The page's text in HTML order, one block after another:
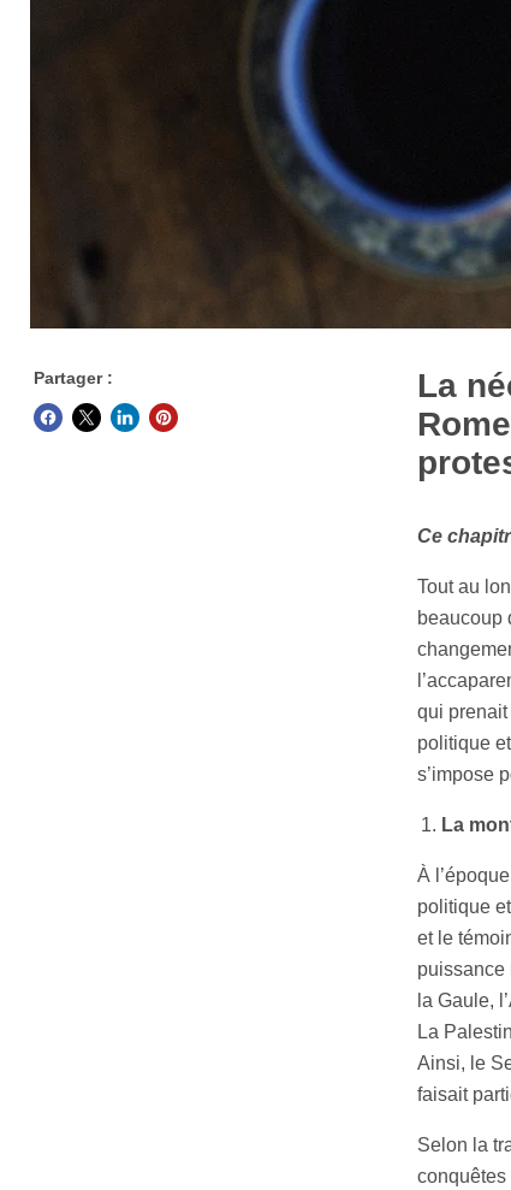
Partager :
La
Ce
Tout au
beaucoup
qui prenait
politique
s’impose
La
À
politique
et le
puissance
la Gaule,
La
Ainsi, le
faisait
Selon la
conquêtes